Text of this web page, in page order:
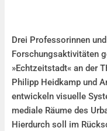
Drei Professorinnen
Forschungsaktivitäten
»Echtzeitstadt« an der
Philipp Heidkamp und
entwickeln visuelle
mediale Räume des
Hierdurch soll im